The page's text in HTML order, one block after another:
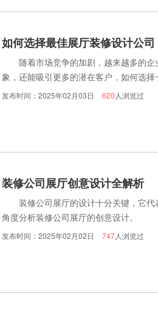
如何选择最佳展厅装修设计公司
随着市场竞争的加剧，越来越多的企
象，还能吸引更多的潜在客户，如何选
发布时间：2025年02月03日 620 人浏览过
装修公司展厅创意设计全解析
装修公司展厅的设计十分关键，它代
角度分析装修公司展厅的创意设计。
发布时间：2025年02月02日 747人浏览过